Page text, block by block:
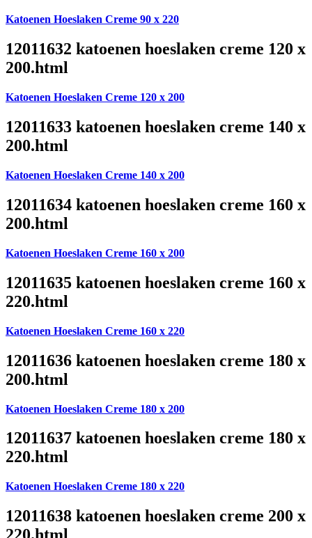
Katoenen Hoeslaken Creme 90 x 220
12011632 katoenen hoeslaken creme 120 x
200.html
Katoenen Hoeslaken Creme 120 x 200
12011633 katoenen hoeslaken creme 140 x
200.html
Katoenen Hoeslaken Creme 140 x 200
12011634 katoenen hoeslaken creme 160 x
200.html
Katoenen Hoeslaken Creme 160 x 200
12011635 katoenen hoeslaken creme 160 x
220.html
Katoenen Hoeslaken Creme 160 x 220
12011636 katoenen hoeslaken creme 180 x
200.html
Katoenen Hoeslaken Creme 180 x 200
12011637 katoenen hoeslaken creme 180 x
220.html
Katoenen Hoeslaken Creme 180 x 220
12011638 katoenen hoeslaken creme 200 x